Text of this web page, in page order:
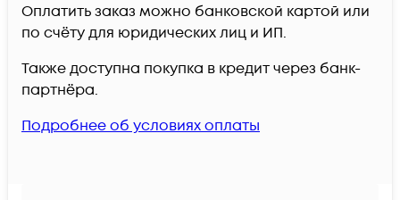
Оплатить заказ можно банковской картой или
по счёту для юридических лиц и ИП.
Также доступна покупка в кредит через банк-
партнёра.
Подробнее об условиях оплаты